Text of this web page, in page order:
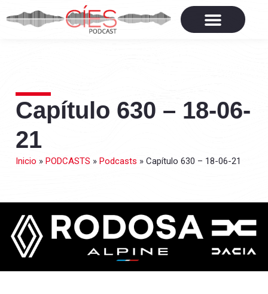
Capítulo 630 – 18-06-
21
Inicio » PODCASTS » Podcasts » Capítulo 630 – 18-06-21